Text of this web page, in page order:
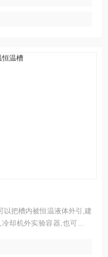
以把槽内被恒温液体外引,建
却机外实验容器,也可在槽